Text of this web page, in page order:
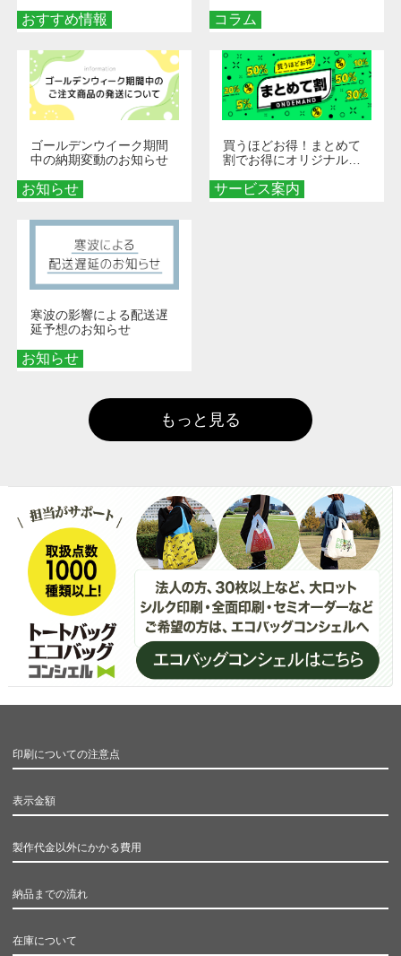
おすすめ情報
める秘訣
コラム
とメリットを解説
お知らせ
ゴールデンウイーク期間
中の納期変動のお知らせ
サービス案内
買うほどお得！まとめて
割でお得にオリジナルグ
お知らせ
寒波の影響による配送遅
延予想のお知らせ
もっと見る
印刷についての注意点
表示金額
製作代金以外にかかる費用
納品までの流れ
在庫について